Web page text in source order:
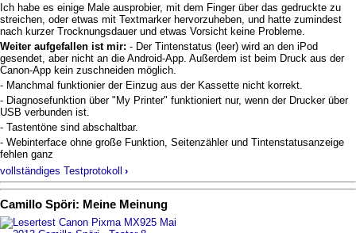
Ich habe es einige Male ausprobier, mit dem Finger über das gedruckte zu
streichen, oder etwas mit Textmarker hervorzuheben, und hatte zumindest
nach kurzer Trocknungsdauer und etwas Vorsicht keine Probleme.
Weiter aufgefallen ist mir: - Der Tintenstatus (leer) wird an den iPod
gesendet, aber nicht an die Android-App. Außerdem ist beim Druck aus der
Canon-App kein zuschneiden möglich.
- Manchmal funktionier der Einzug aus der Kassette nicht korrekt.
- Diagnosefunktion über "My Printer" funktioniert nur, wenn der Drucker über
USB verbunden ist.
- Tastentöne sind abschaltbar.
- Webinterface ohne große Funktion, Seitenzähler und Tintenstatusanzeige
fehlen ganz
vollständiges Testprotokoll ›
Camillo Spöri: Meine Meinung